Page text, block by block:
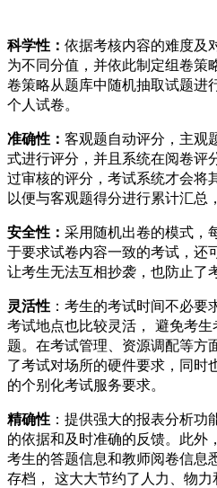
科学性： 依据考核内容的难度及
为不同分值，并依此制定组卷策
卷策略从题库中随机抽取试题进
个人试卷。
准确性： 客观题自动评分，主观
式进行评分，并且系统在阅卷评
过审核的评分，考试系统才会将
以便与客观题得分进行累计汇总
安全性： 采用随机出卷的模式，
于要求试卷内容一致的考试，还
让考生无法互相抄袭，也防止了
灵活性 ：考生的考试时间不必要
考试地点也比较灵活， 避免考
题。在考试管理、资源调配等方
了考试对场所的硬件要求，同时
的个别化考试服务要求。
精确性 ：提供强大的报表分析
的依据和及时准确的反馈。此外
考生的答题信息和教师阅卷信息
存档， 这大大节约了人力、物力